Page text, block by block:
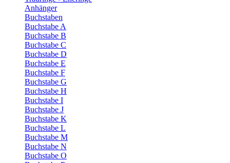
Anhänger
Buchstaben
Buchstabe A
Buchstabe B
Buchstabe C
Buchstabe D
Buchstabe E
Buchstabe F
Buchstabe G
Buchstabe H
Buchstabe I
Buchstabe J
Buchstabe K
Buchstabe L
Buchstabe M
Buchstabe N
Buchstabe O